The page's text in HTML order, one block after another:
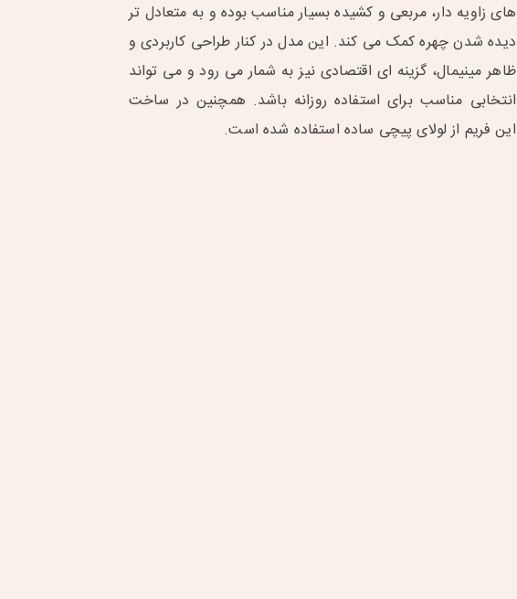
های زاویه دار، مربعی و کشیده بسیار مناسب بوده و به متعادل تر
دیده شدن چهره کمک می کند. این مدل در کنار طراحی کاربردی و
ظاهر مینیمال، گزینه ای اقتصادی نیز به شمار می رود و می تواند
انتخابی مناسب برای استفاده روزانه باشد. همچنین در ساخت
این فریم از لولای پیچی ساده استفاده شده است.